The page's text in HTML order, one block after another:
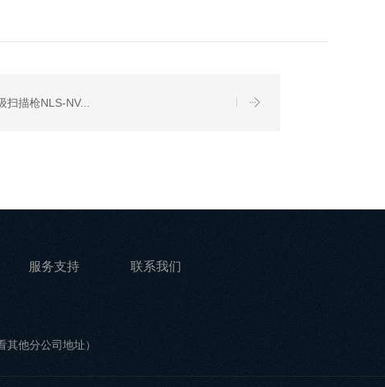
描枪NLS-NV...
服务支持 联系我们
其他分公司地址）